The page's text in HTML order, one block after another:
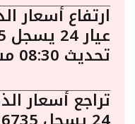
ارتفاع أسعار
تحديث 08:30 مساءًا
تراجع أسعار